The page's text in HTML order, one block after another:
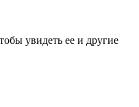
увидеть ее и другие